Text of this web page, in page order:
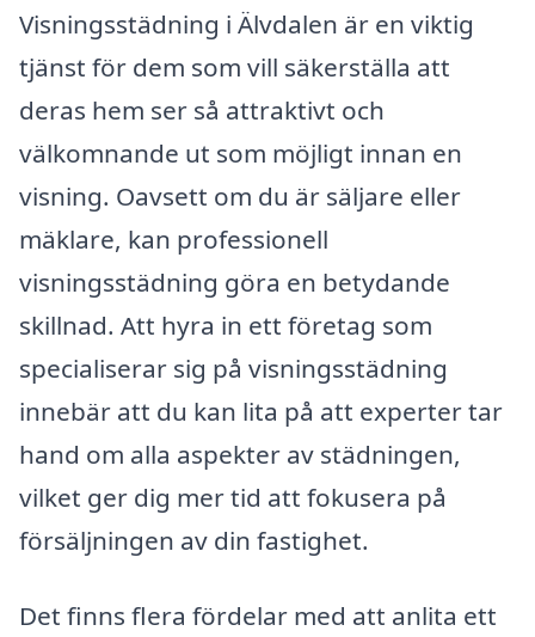
Visningsstädning i Älvdalen är en viktig
tjänst för dem som vill säkerställa att
deras hem ser så attraktivt och
välkomnande ut som möjligt innan en
visning. Oavsett om du är säljare eller
mäklare, kan professionell
visningsstädning göra en betydande
skillnad. Att hyra in ett företag som
specialiserar sig på visningsstädning
innebär att du kan lita på att experter tar
hand om alla aspekter av städningen,
vilket ger dig mer tid att fokusera på
försäljningen av din fastighet.
Det finns flera fördelar med att anlita ett